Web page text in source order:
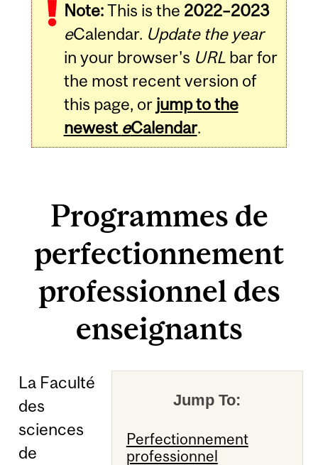
Note:This is the 2022–2023
eCalendar. Update the year
in your browser's URLbar for
the most recent version of
this page, or jump to the
newest eCalendar.
Programmes de
perfectionnement
professionnel des
enseignants
Jump To:
Perfectionnement
professionnel
La Faculté
des
sciences
de